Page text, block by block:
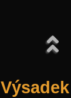
Výsadek